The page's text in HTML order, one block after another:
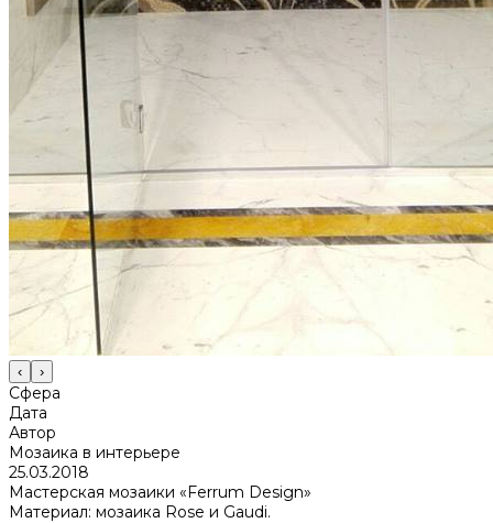
‹ ›
Сфера
Дата
Автор
Мозаика в интерьере
25.03.2018
Мастерская мозаики «Ferrum Design»
Материал: мозаика Rose и Gaudi.